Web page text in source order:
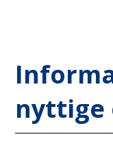
nyttige